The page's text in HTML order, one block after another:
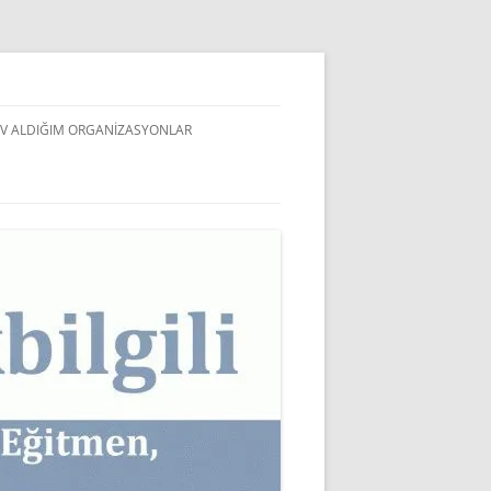
ALDIĞIM ORGANIZASYONLAR